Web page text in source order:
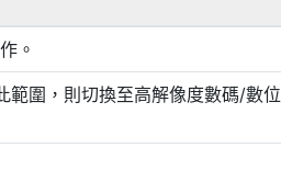
。
範圍，則切換至高解像度數碼/數位